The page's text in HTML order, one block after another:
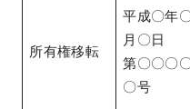
所有権移転
平成〇年
月〇日
第〇〇〇
〇号